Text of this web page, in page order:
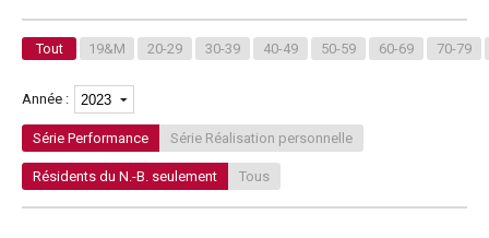
Tout 19&M 20-29 30-39 40-49 50-59 60-69 70-79
Année :
Série Performance Série Réalisation personnelle
Résidents du N.-B. seulement Tous